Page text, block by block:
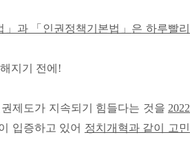
과 「인권정책기본법」 은 하루빨리
지기 전에!
제도가 지속되기 힘들다는 것을 2022
입증하고 있어 정치개혁과 같이 고민